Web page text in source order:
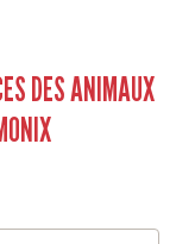
DES ANIMAUX